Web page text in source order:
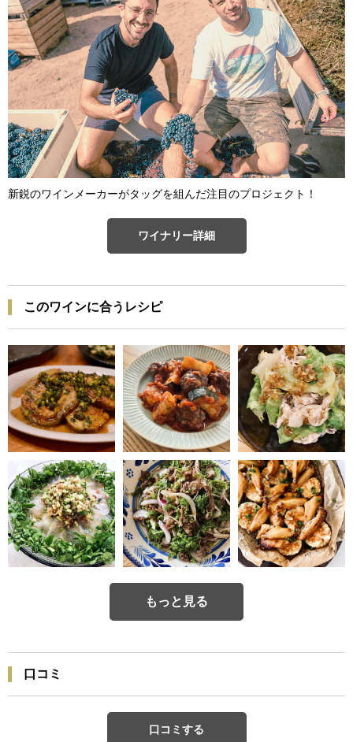
新鋭のワインメーカーがタッグを組んだ注目のプロジェクト！
ワイナリー詳細
このワインに合うレシピ
もっと見る
口コミ
口コミする